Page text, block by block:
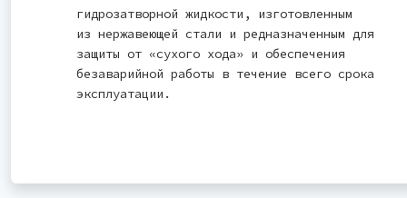
гидрозатворной жидкости, изготовленным
из нержавеющей стали и редназначенным для
защиты от «сухого хода» и обеспечения
безаварийной работы в течение всего срока
эксплуатации.